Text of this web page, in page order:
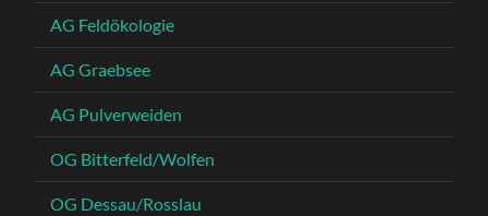
AG Feldökologie
AG Graebsee
AG Pulverweiden
OG Bitterfeld/Wolfen
OG Dessau/Rosslau